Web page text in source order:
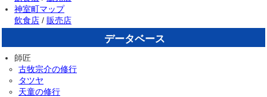
神室町マップ
飲食店 / 販売店
データベース
師匠
古牧宗介の修行
タツヤ
天童の修行